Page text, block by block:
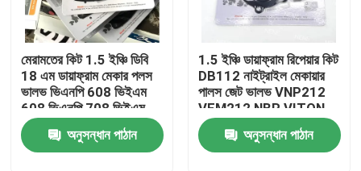
ভিডিও
আমাদের সম্বন্ধে
কারখানা পরিদর্শন
মেরামতের কিট 1.5 ইঞ্চি ডিবি
18 এম ডায়াফ্রাম মেকার পলস
ভালভ ভিএনপি 608 ভিইএম
608 ভিএনপি 708 ভিইএম
708
অনুসন্ধান পাঠান
1.5 ইঞ্চি ডায়াফ্রাম রিপেয়ার কিট
DB112 নাইট্রাইল মেকায়ার
পালস জেট ভালভ VNP212
VEM212 NBR VITON
VNP312 VEM312 এর
জন্য
অনুসন্ধান পাঠান